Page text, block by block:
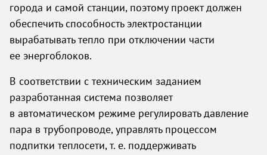
города и самой станции, поэтому проект должен
обеспечить способность электростанции
вырабатывать тепло при отключении части
ее энергоблоков.
В соответствии с техническим заданием
разработанная система позволяет
в автоматическом режиме регулировать давление
пара в трубопроводе, управлять процессом
подпитки теплосети,т. е. поддерживать